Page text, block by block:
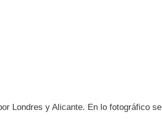
Londres y Alicante. En lo fotográfico se